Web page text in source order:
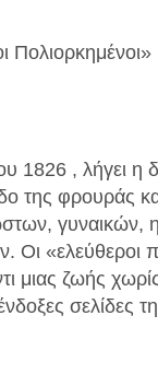
1826 , λήγει η
της φρουράς
γυναικών,
Οι «ελεύθεροι
μιας ζωής
σελίδες